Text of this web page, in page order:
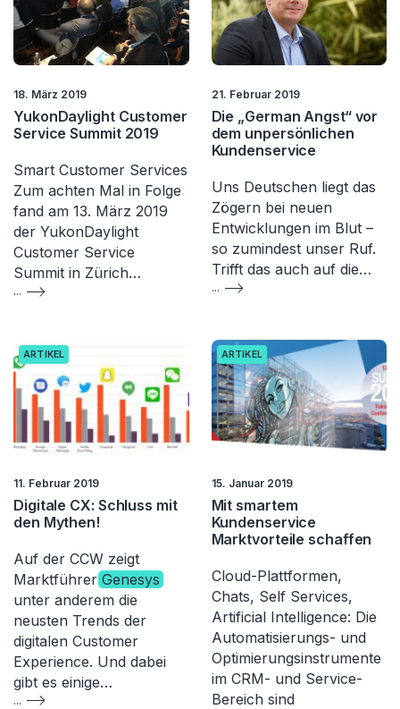
18. März 2019
YukonDaylight Customer
Service Summit 2019
Smart Customer Services
Zum achten Mal in Folge
fand am 13. März 2019
der YukonDaylight
Customer Service
Summit in Zürich…
...
21. Februar 2019
Die „German Angst“ vor
dem unpersönlichen
Kundenservice
Uns Deutschen liegt das
Zögern bei neuen
Entwicklungen im Blut –
so zumindest unser Ruf.
Trifft das auch auf die…
...
ARTIKEL
11. Februar 2019
Digitale CX: Schluss mit
den Mythen!
Auf der CCW zeigt
MarktführerGenesys
unter anderem die
neusten Trends der
digitalen Customer
Experience. Und dabei
gibt es einige…
...
ARTIKEL
15. Januar 2019
Mit smartem
Kundenservice
Marktvorteile schaffen
Cloud-Plattformen,
Chats, Self Services,
Artificial Intelligence: Die
Automatisierungs- und
Optimierungsinstrumente
im CRM- und Service-
Bereich sind